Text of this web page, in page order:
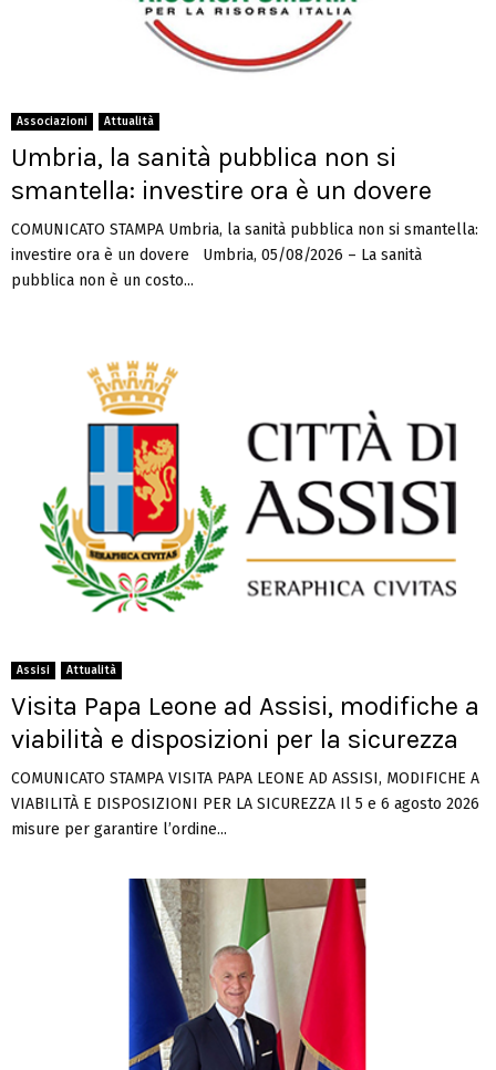
Associazioni Attualità
Umbria, la sanità pubblica non si
smantella: investire ora è un dovere
COMUNICATO STAMPA Umbria, la sanità pubblica non si smantella:
investire ora è un dovere Umbria, 05/08/2026 – La sanità
pubblica non è un costo...
Assisi Attualità
Visita Papa Leone ad Assisi, modifiche a
viabilità e disposizioni per la sicurezza
COMUNICATO STAMPA VISITA PAPA LEONE AD ASSISI, MODIFICHE A
VIABILITÀ E DISPOSIZIONI PER LA SICUREZZA Il 5 e 6 agosto 2026
misure per garantire l’ordine...